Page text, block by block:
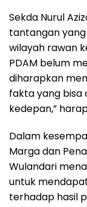
Sekda Nurul
tantangan
wilayah rawan
PDAM belum
diharapkan
fakta yang bisa
kedepan,”
Dalam
Marga dan
Wulandari
untuk
terhadap hasil